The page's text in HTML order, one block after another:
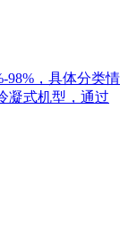
98%，具体分类情
凝式机型，通过